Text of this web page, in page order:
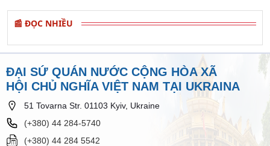
📰 ĐỌC NHIỀU
ĐẠI SỨ QUÁN NƯỚC CỘNG HÒA XÃ
HỘI CHỦ NGHĨA VIỆT NAM TẠI UKRAINA
51 Tovarna Str. 01103 Kyiv, Ukraine
(+380) 44 284-5740
(+380) 44 284 5542